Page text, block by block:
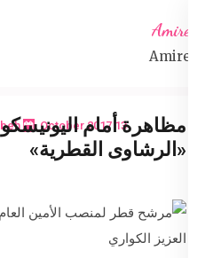
content
Amireta
Amireta
13 October 2017
مظاهرة أمام
«الرشاوى القطرية»